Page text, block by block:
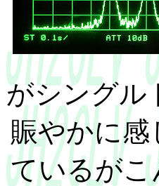
がシングル
賑やかに
ているが